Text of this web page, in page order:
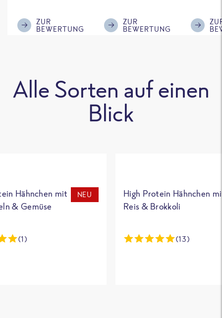
ZUR
BEWERTUNG
ZUR
BEWERTUNG
Alle Sorten auf einen
Blick
Hähnchen mit
& Gemüse
NEU
(1)
High Protein Hähnchen
Reis & Brokkoli
(13)